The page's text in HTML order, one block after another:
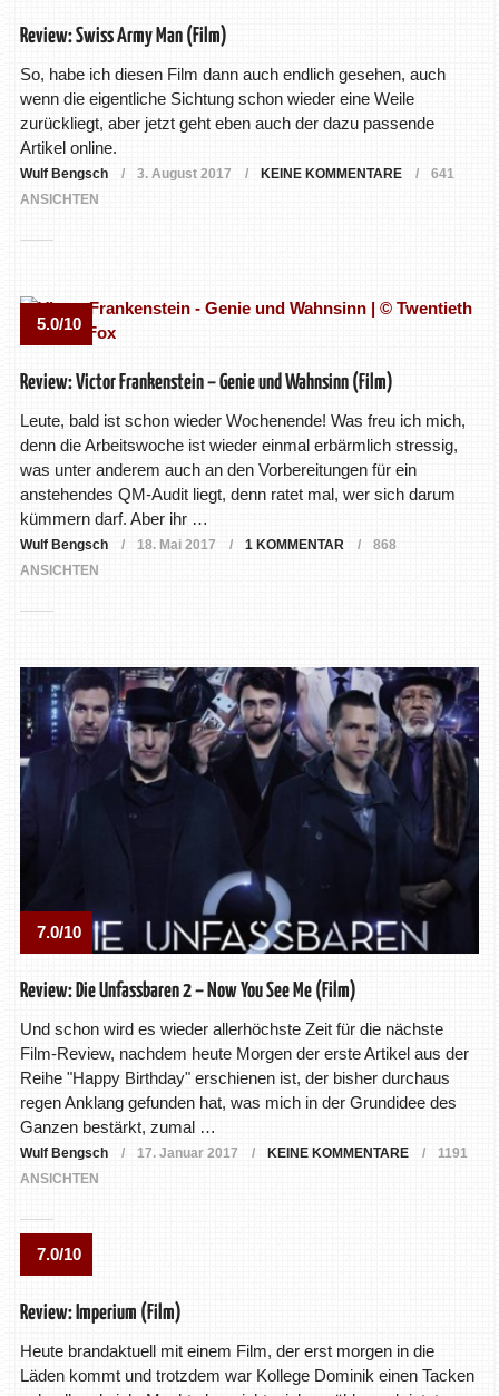
Review: Swiss Army Man (Film)
So, habe ich diesen Film dann auch endlich gesehen, auch
wenn die eigentliche Sichtung schon wieder eine Weile
zurückliegt, aber jetzt geht eben auch der dazu passende
Artikel online.
Wulf Bengsch 3. August 2017 KEINE KOMMENTARE
641
ANSICHTEN
5.0/10
Review: Victor Frankenstein – Genie und Wahnsinn (Film)
Leute, bald ist schon wieder Wochenende! Was freu ich mich,
denn die Arbeitswoche ist wieder einmal erbärmlich stressig,
was unter anderem auch an den Vorbereitungen für ein
anstehendes QM-Audit liegt, denn ratet mal, wer sich darum
kümmern darf. Aber ihr …
Wulf Bengsch 18. Mai 2017 1 KOMMENTAR
868
ANSICHTEN
7.0/10
Review: Die Unfassbaren 2 – Now You See Me (Film)
Und schon wird es wieder allerhöchste Zeit für die nächste
Film-Review, nachdem heute Morgen der erste Artikel aus der
Reihe "Happy Birthday" erschienen ist, der bisher durchaus
regen Anklang gefunden hat, was mich in der Grundidee des
Ganzen bestärkt, zumal …
Wulf Bengsch 17. Januar 2017 KEINE KOMMENTARE
1191
ANSICHTEN
7.0/10
Review: Imperium (Film)
Heute brandaktuell mit einem Film, der erst morgen in die
Läden kommt und trotzdem war Kollege Dominik einen Tacken